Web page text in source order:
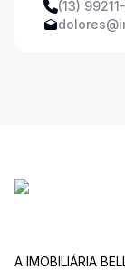
(13)
A IMOBILIÁRIA